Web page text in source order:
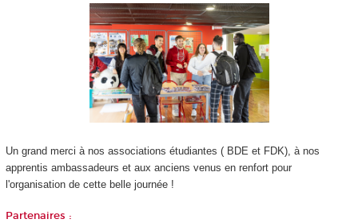
Un grand merci à nos associations étudiantes ( BDE et FDK), à nos
apprentis ambassadeurs et aux anciens venus en renfort pour
l'organisation de cette belle journée !
Partenaires :